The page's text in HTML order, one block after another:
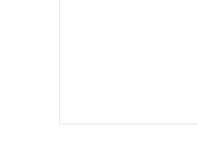
25642567 (ณ สิ้นเดือนมิถุนายน